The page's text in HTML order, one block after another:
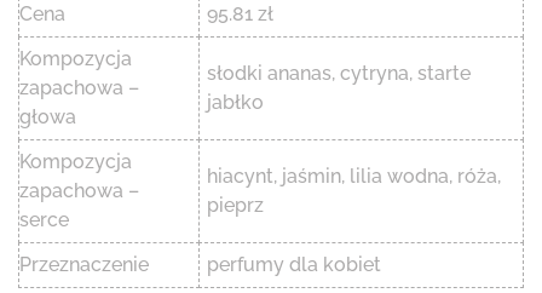
Cena
95.81 zł
Kompozycja
zapachowa –
głowa
słodki ananas, cytryna, starte
jabłko
Kompozycja
zapachowa –
serce
hiacynt, jaśmin, lilia wodna, róża,
pieprz
Przeznaczenie perfumy dla kobiet